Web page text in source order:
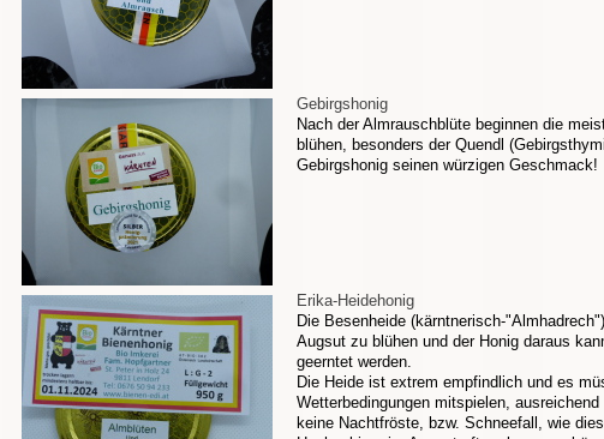
Gebirgshonig
Nach der Almrauschblüte beginnen die
blühen, besonders der Quendl
Gebirgshonig seinen würzigen Geschmack!
Erika-Heidehonig
Die Besenheide (kärntnerisch-
Augsut zu blühen und der Honig daraus
geerntet werden.
Die Heide ist extrem empfindlich und es
Wetterbedingungen mitspielen, ausreichend
keine Nachtfröste, bzw. Schneefall, wie